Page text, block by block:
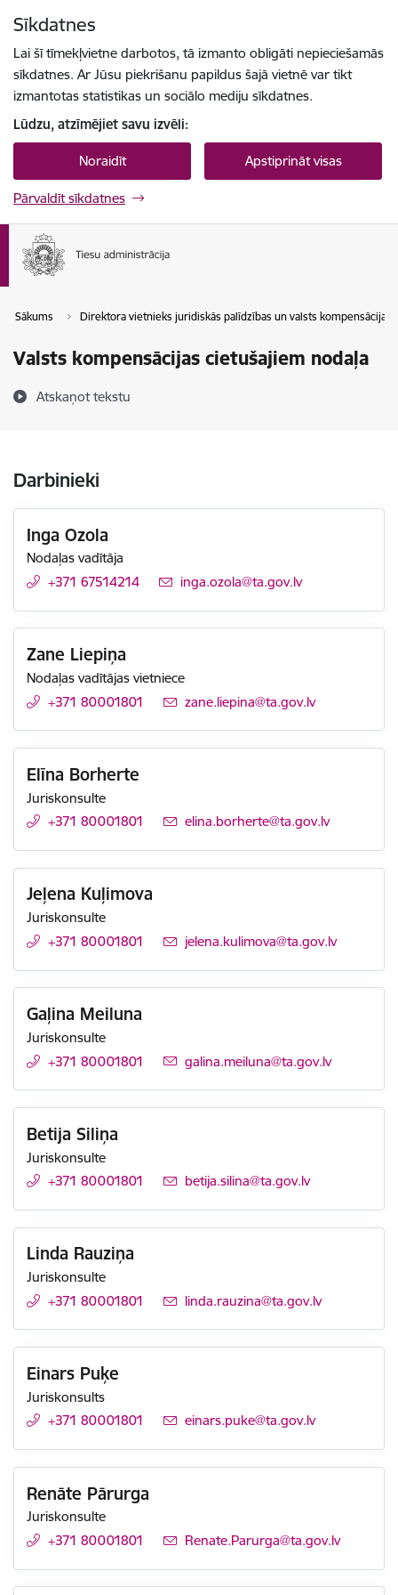
Sīkdatnes
Lai šī tīmekļvietne darbotos, tā izmanto obligāti nepieciešamās
sīkdatnes. Ar Jūsu piekrišanu papildus šajā vietnē var tikt
izmantotas statistikas un sociālo mediju sīkdatnes.
Lūdzu, atzīmējiet savu izvēli:
Noraidīt Apstiprināt visas
Pārvaldīt sīkdatnes
Sākums Direktora vietnieks juridiskās palīdzības un valsts kompensācijas
Valsts kompensācijas cietušajiem nodaļa
Atskaņot tekstu
Darbinieki
Inga Ozola
Nodaļas vadītāja
+371 67514214
E-pasts:
inga.ozola@ta.gov.lv
Zane Liepiņa
Nodaļas vadītājas vietniece
+371 80001801
E-pasts:
zane.liepina@ta.gov.lv
Elīna Borherte
Juriskonsulte
+371 80001801
E-pasts:
elina.borherte@ta.gov.lv
Jeļena Kuļimova
Juriskonsulte
+371 80001801
E-pasts:
jelena.kulimova@ta.gov.lv
Gaļina Meiluna
Juriskonsulte
+371 80001801
E-pasts:
galina.meiluna@ta.gov.lv
Betija Siliņa
Juriskonsulte
+371 80001801
E-pasts:
betija.silina@ta.gov.lv
Linda Rauziņa
Juriskonsulte
+371 80001801
E-pasts:
linda.rauzina@ta.gov.lv
Einars Puķe
Juriskonsults
+371 80001801
E-pasts:
einars.puke@ta.gov.lv
Renāte Pārurga
Juriskonsulte
+371 80001801
E-pasts:
Renate.Parurga@ta.gov.lv